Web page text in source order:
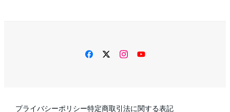
facebooktwitterinstagram
YouTube
プライバシーポリシー特定商取引法に関する表記